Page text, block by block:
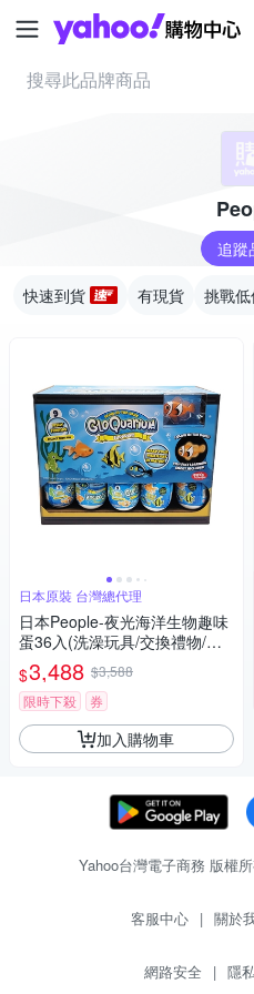
追蹤
快速到貨 有現貨 挑戰
日本原裝 台灣總代理
日本People-夜光海洋生物趣味
蛋36入(洗澡玩具/交換禮物/聖
誕禮物)
$3,488 $3,588
限時下殺
券
加入購物車
Yahoo台灣電子商務 版權
客服中心 | 關於
網路安全 | 隱